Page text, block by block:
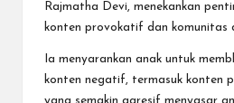
Rajmatha Devi, menekankan
konten provokatif dan komunitas
Ia menyarankan anak untuk
konten negatif, termasuk konten